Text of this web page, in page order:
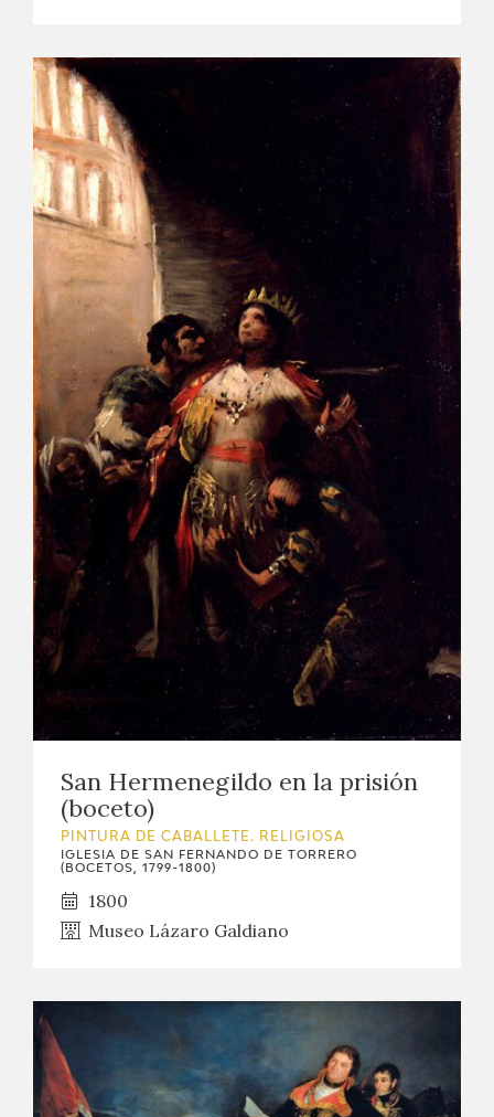
San Hermenegildo en la prisión
(boceto)
PINTURA DE CABALLETE. RELIGIOSA
IGLESIA DE SAN FERNANDO DE TORRERO
(BOCETOS, 1799-1800)
1800
Museo Lázaro Galdiano